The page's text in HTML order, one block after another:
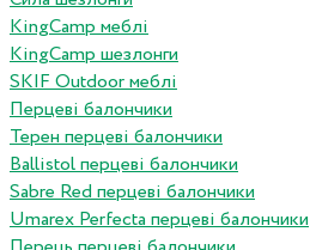
KingCamp меблі
KingCamp шезлонги
SKIF Outdoor меблі
Перцеві балончики
Терен перцеві балончики
Ballistol перцеві балончики
Sabre Red перцеві балончики
Umarex Perfecta перцеві балончики